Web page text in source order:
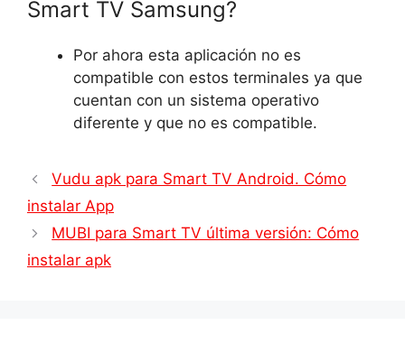
Smart TV Samsung?
Por ahora esta aplicación no es
compatible con estos terminales ya que
cuentan con un sistema operativo
diferente y que no es compatible.
Vudu apk para Smart TV Android. Cómo
instalar App
MUBI para Smart TV última versión: Cómo
instalar apk